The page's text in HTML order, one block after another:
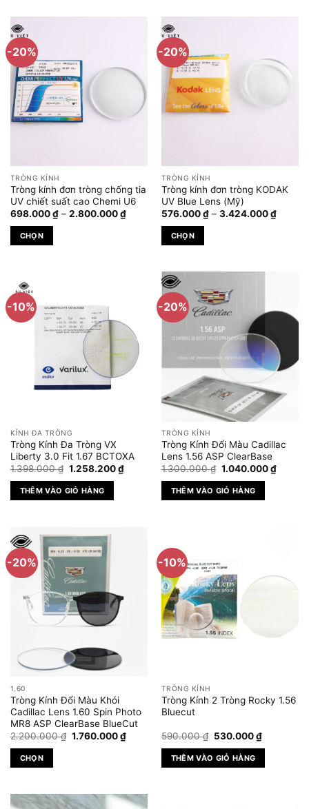
-20%
TRÒNG KÍNH
Tròng kính đơn tròng chống tia
UV chiết suất cao Chemi U6
698.000₫ – 2.800.000₫Khoảng
giá:
698.000 ₫
CHỌN
này
có
nhiều
biến
chọn
trên
trang
sản
-20%
TRÒNG KÍNH
Tròng kính đơn tròng KODAK
UV Blue Lens (Mỹ)
576.000₫ – 3.424.000₫Khoảng
giá:
CHỌN
này
có
nhiều
biến
thể.
tùy
có
thể
chọn
trên
trang
sản
-10%
KÍNH ĐA TRÒNG
Tròng Kính Đa Tròng VX
Liberty 3.0 Fit 1.67 BCTOXA
1.398.000₫ Giá
là:
1.398.000 ₫.
1.258.200₫Giá
hiện
1.258.200 ₫.
THÊM VÀO GIỎ HÀNG
-20%
TRÒNG KÍNH
Tròng Kính Đổi Màu Cadillac
Lens 1.56 ASP ClearBase
1.300.000₫ Giá
là:
1.300.000 ₫.
1.040.000₫Giá
hiện
THÊM VÀO GIỎ HÀNG
-20%
1.60
Tròng Kính Đổi Màu Khói
Cadillac Lens 1.60 Spin Photo
MR8 ASP ClearBase BlueCut
2.200.000₫ Giá
1.760.000₫Giá
hiện
1.760.000 ₫.
CHỌN
này
-10%
TRÒNG KÍNH
Tròng Kính 2 Tròng Rocky 1.56
Bluecut
590.000₫ Giá
là:
590.000 ₫.
530.000₫Giá
hiện
530.000
THÊM VÀO GIỎ HÀNG